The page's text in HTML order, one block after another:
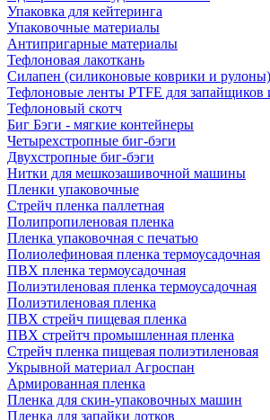
Упаковка для кейтеринга
Упаковочные материалы
Антипригарные материалы
Тефлоновая лакоткань
Силапен (силиконовые коврики и рулоны)
Тефлоновые ленты PTFE для запайщиков
Тефлоновый скотч
Биг Бэги - мягкие контейнеры
Четырехстропные биг-бэги
Двухстропные биг-бэги
Нитки для мешкозашивочной машины
Пленки упаковочные
Стрейч пленка паллетная
Полипропиленовая пленка
Пленка упаковочная с печатью
Полиолефиновая пленка термоусадочная
ПВХ пленка термоусадочная
Полиэтиленовая пленка термоусадочная
Полиэтиленовая пленка
ПВХ стрейч пищевая пленка
ПВХ стрейтч промышленная пленка
Стрейч пленка пищевая полиэтиленовая
Укрывной материал Агроспан
Армированная пленка
Пленка для скин-упаковочных машин
Пленка для запайки лотков